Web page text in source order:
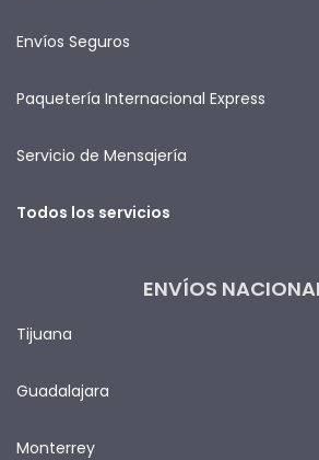
Envíos Seguros
Paquetería Internacional Express
Servicio de Mensajería
Todos los servicios
ENVÍOS
Tijuana
Guadalajara
Monterrey